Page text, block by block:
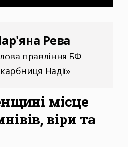
Рева
правління БФ
Надії»
місце
віри та